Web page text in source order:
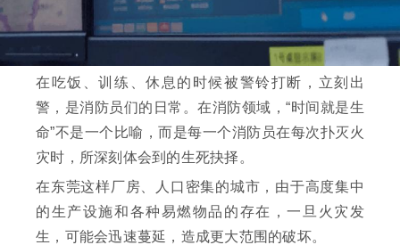
在吃饭、训练、休息的时候被警铃打断，立刻出
警，是消防员们的日常。在消防领域，“时间就是生
命”不是一个比喻，而是每一个消防员在每次扑灭火
灾时，所深刻体会到的生死抉择。
在东莞这样厂房、人口密集的城市，由于高度集中
的生产设施和各种易燃物品的存在，一旦火灾发
生，可能会迅速蔓延，造成更大范围的破坏。